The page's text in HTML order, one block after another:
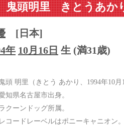
鬼頭明里 きとうあか
[日本]
年 10月16日 生 (満31歳)
鬼頭 明里（きとう あかり、1994年10
知県名古屋市出身。
クーンドッグ所属。
レコードレーベルはポニーキャニオン。